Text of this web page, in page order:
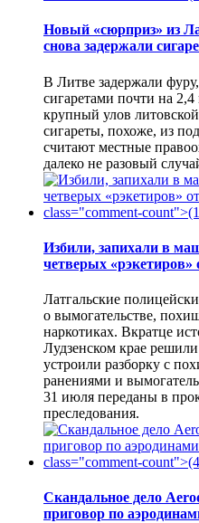
Новый «сюрприз» из
снова задержали
В Литве задержали
сигаретами почти на
крупный улов
сигареты, похоже, из
считают местные
далеко не разовый
Избили, запихали в
четверых «рэкетиров»
Латгальские
о вымогательстве,
наркотиках. Вкратце
Лудзенском крае
устроили разборку с
ранениями и
31 июля переданы в
преследования.
Скандальное дело
приговор по